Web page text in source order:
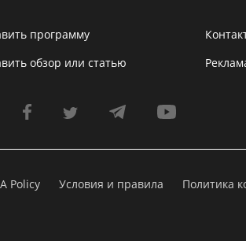
программу
обзор или статью
Policy Условия и правила Политика